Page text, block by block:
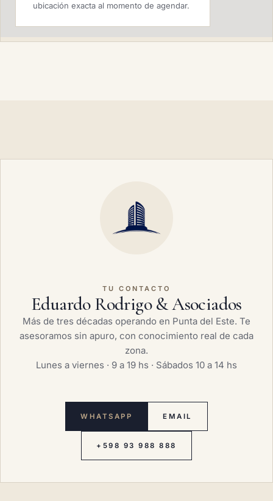
ubicación exacta al momento de agendar.
TU CONTACTO
Eduardo Rodrigo & Asociados
Más de tres décadas operando en Punta del Este. Te
asesoramos sin apuro, con conocimiento real de cada
zona.
Lunes a viernes · 9 a 19 hs · Sábados 10 a 14 hs
WHATSAPP EMAIL
+598 93 988 888